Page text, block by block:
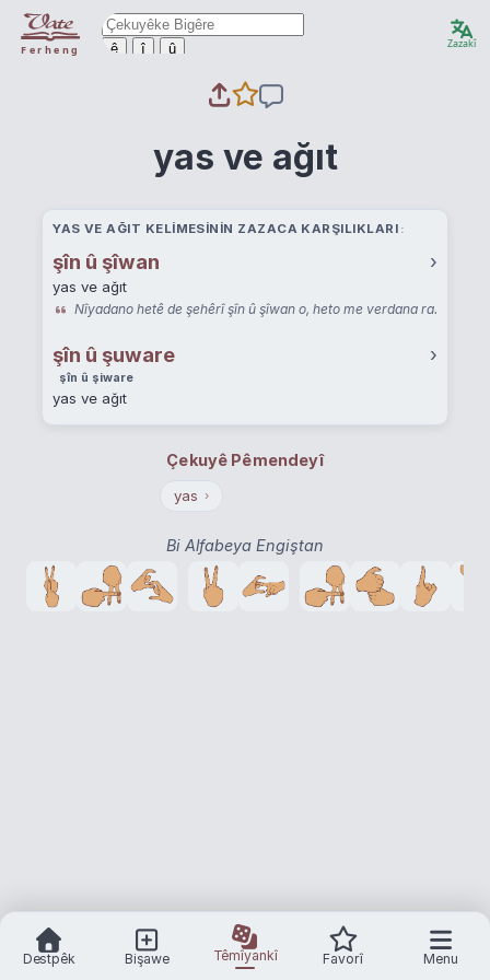
Ferheng ê î û Zazakî
yas ve ağıt
YAS VE AĞIT KELIMESININ ZAZACA KARŞILIKLARI
şîn û şîwan ›
yas ve ağıt
Nîyadano hetê de şehêrî şîn û şîwan o, heto me verdana ra.
şîn û şuware ›
şîn û şiware
yas ve ağıt
Çekuyê Pêmendeyî
yas ›
Bi Alfabeya Engiştan
Destpêk Bişawe Têmîyankî Favorî Menu